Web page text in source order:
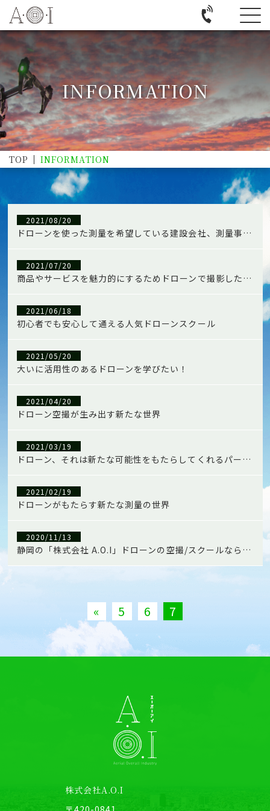
INFORMATION
TOP INFORMATION
2021/08/20
ドローンを使った測量を希望している建設会社、測量事務所の方へ
2021/07/20
商品やサービスを魅力的にするためドローンで撮影したい！
2021/06/18
初心者でも安心して通える人気ドローンスクール
2021/05/20
大いに活用性のあるドローンを学びたい！
2021/04/20
ドローン空撮が生み出す新たな世界
2021/03/19
ドローン、それは新たな可能性をもたらしてくれるパートナー
2021/02/19
ドローンがもたらす新たな測量の世界
2020/11/13
静岡の「株式会社 A.O.I」ドローンの空撮/スクールなら当社へ
« 5 6 7
株式会社A.O.I